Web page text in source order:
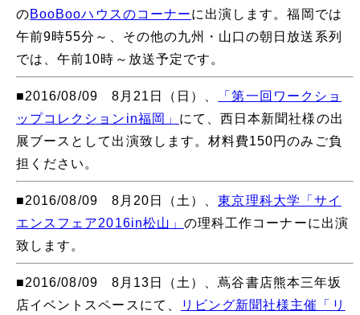
のBooBooハウスのコーナーに出演します。福岡では
午前9時55分～、その他の九州・山口の朝日放送系列
では、午前10時～放送予定です。
■2016/08/09 8月21日（日）、
「第一回ワークショ
ップコレクションin福岡」 にて、西日本新聞社様の出
展ブースとして出演致します。材料費150円のみご負
担ください。
■2016/08/09 8月20日（土）、東京理科大学「サイ
エンスフェア2016in松山」 の理科工作コーナーに出演
致します。
■2016/08/09 8月13日（土）、蔦谷書店熊本三年坂
店イベントスペースにて、
リビング新聞社様主催「リ